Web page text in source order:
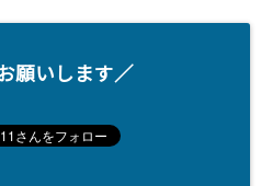
願いします／